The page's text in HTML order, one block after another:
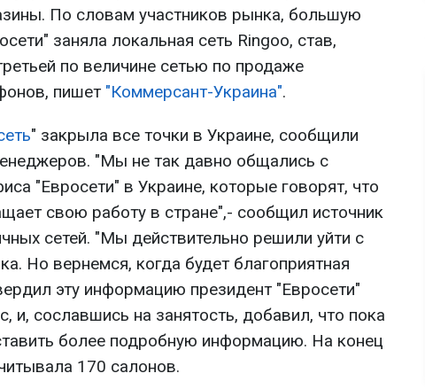
По словам участников рынка, большую
заняла локальная сеть Ringoo, став,
по величине сетью по продаже
пишет "Коммерсант-Украина".
" закрыла все точки в Украине, сообщили
"Мы не так давно общались с
"Евросети" в Украине, которые говорят, что
свою работу в стране",- сообщил источник
сетей. "Мы действительно решили уйти с
Но вернемся, когда будет благоприятная
эту информацию президент "Евросети"
и, сославшись на занятость, добавил, что пока
более подробную информацию. На конец
170 салонов.